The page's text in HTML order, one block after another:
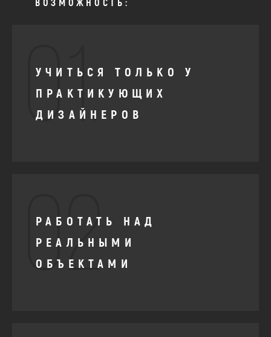
ВОЗМОЖНОСТЬ:
01.
УЧИТЬСЯ ТОЛЬКО У
ПРАКТИКУЮЩИХ
ДИЗАЙНЕРОВ
02.
РАБОТАТЬ НАД
РЕАЛЬНЫМИ
ОБЪЕКТАМИ